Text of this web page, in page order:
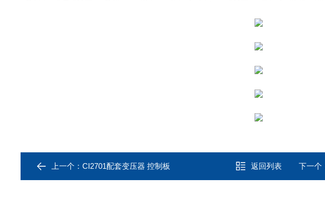
上一个： CI2701配套变压器 控制板 返回列表 下一个